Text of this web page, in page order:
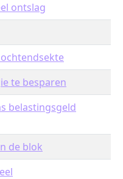
ontslag
te besparen
belastingsgeld
de blok